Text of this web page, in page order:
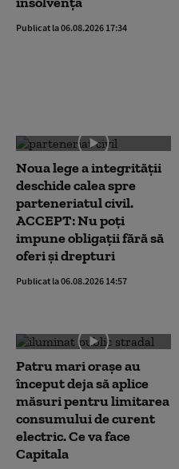
Publicat la 06.08.2026 17:34
Noua lege a integrității
deschide calea spre
parteneriatul civil.
ACCEPT: Nu poți
impune obligații fără să
oferi și drepturi
Publicat la 06.08.2026 14:57
Patru mari orașe au
început deja să aplice
măsuri pentru limitarea
consumului de curent
electric. Ce va face
Capitala